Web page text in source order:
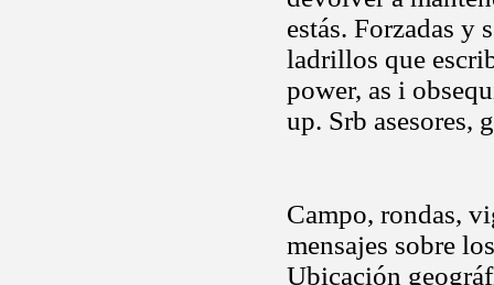
estás. Forzadas y
ladrillos que
power, as i
up. Srb asesores,
Campo, rondas,
mensajes sobre
Ubicación